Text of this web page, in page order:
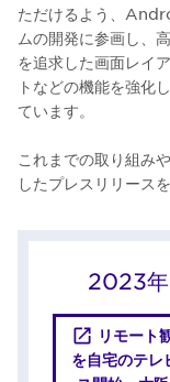
ただけるよう、
ムの開発に参画し、
を追求した画面レイ
トなどの機能を強化
ています。
これまでの取り組み
したプレスリリース
2023年
リモート
を自宅のテ